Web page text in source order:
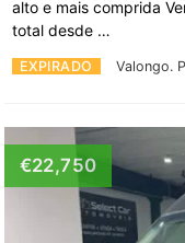
EXPIRADO Valongo.
alto e mais comprida
total desde …
€22,750